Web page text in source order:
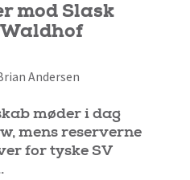
mod Slask
Andersen
møder i dag
mens reserverne
for tyske SV